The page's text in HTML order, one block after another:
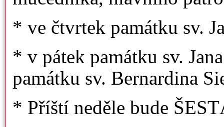
* ve čtvrtek památku sv.
* v pátek památku sv.
památku sv. Bernardina
* Příští neděle bude